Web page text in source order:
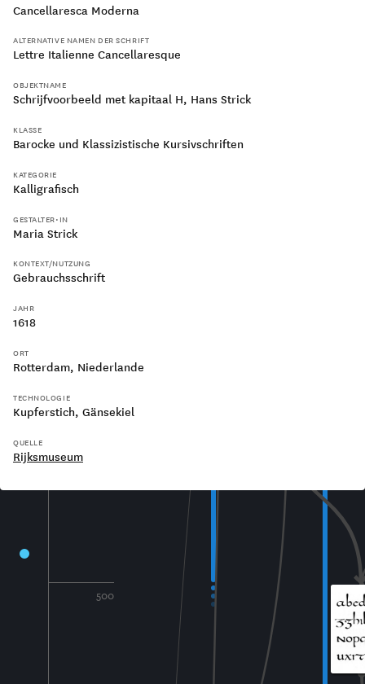
100
500
Cancellaresca Moderna
ALTERNATIVE NAMEN DER SCHRIFT
Lettre Italienne Cancellaresque
OBJEKTNAME
Schrijfvoorbeeld met kapitaal H, Hans Strick
KLASSE
Barocke und Klassizistische Kursivschriften
KATEGORIE
Kalligrafisch
GESTALTER•IN
Maria Strick
KONTEXT/NUTZUNG
Gebrauchsschrift
JAHR
1618
ORT
Rotterdam, Niederlande
TECHNOLOGIE
Kupferstich Gänsekiel
QUELLE
Rijksmuseum